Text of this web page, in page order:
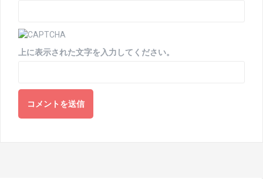
上に表示された文字を入力してください。